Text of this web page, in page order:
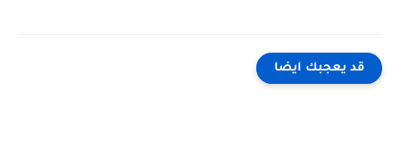
قد يعجبك ايضا